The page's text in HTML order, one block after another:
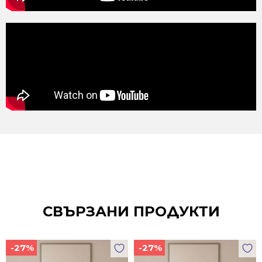
СВЪРЗАНИ ПРОДУКТИ
-27% -27%